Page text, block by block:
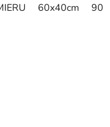
150x100cm
60x40cm